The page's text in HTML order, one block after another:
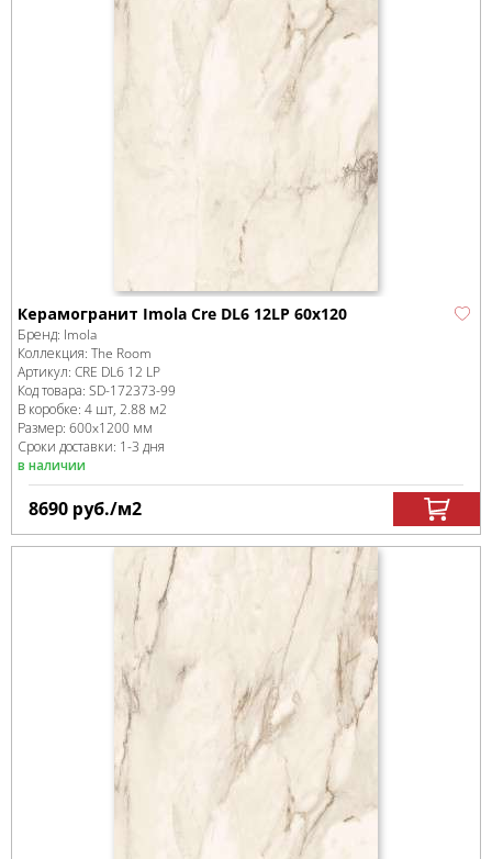
Керамогранит Imola Cre DL6 12LP 60x120
Бренд: Imola
Коллекция: The Room
Артикул: CRE DL6 12 LP
Код товара: SD-172373-99
В коробке: 4 шт, 2.88 м2
Размер: 600x1200 мм
Сроки доставки: 1-3 дня
в наличии
8690 руб./м2